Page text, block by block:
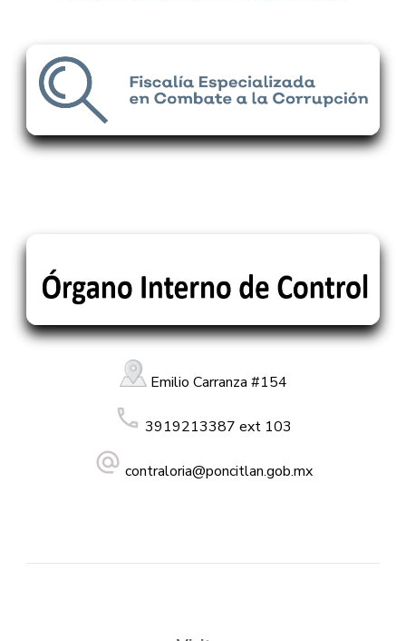
Emilio Carranza #154
3919213387 ext 103
contraloria@poncitlan.gob.mx